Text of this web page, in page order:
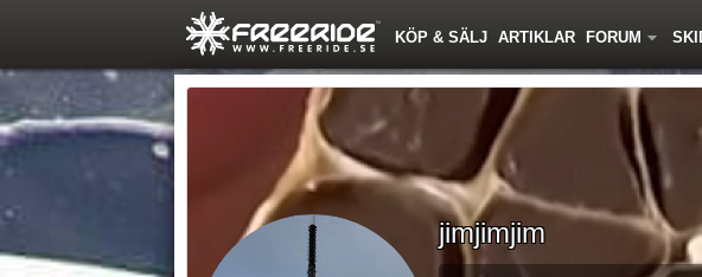
KÖP & SÄLJ ARTIKLAR FORUM
jimjimjim